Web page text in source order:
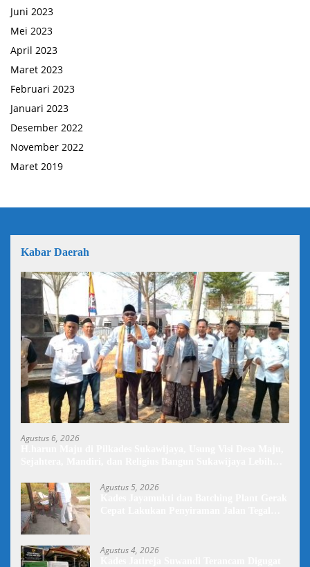
Juni 2023
Mei 2023
April 2023
Maret 2023
Februari 2023
Januari 2023
Desember 2022
November 2022
Maret 2019
Kabar Daerah
Agustus 6, 2026
Agustus 5, 2026
Agustus 4, 2026